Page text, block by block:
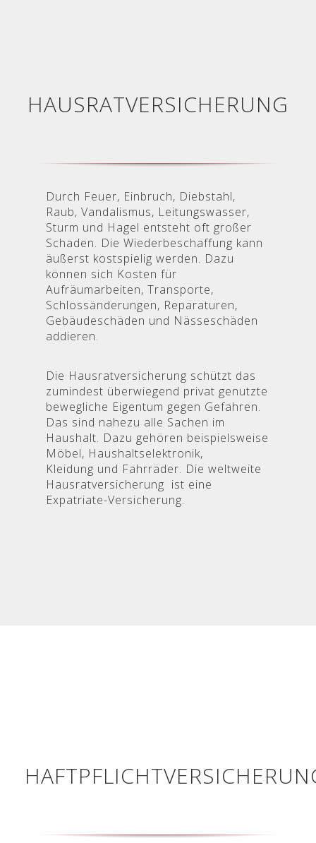
HAUSRATVERSICHERUNG
Durch Feuer, Einbruch, Diebstahl,
Raub, Vandalismus, Leitungswasser,
Sturm und Hagel entsteht oft großer
Schaden. Die Wiederbeschaffung kann
äußerst kostspielig werden. Dazu
können sich Kosten für
Aufräumarbeiten, Transporte,
Schlossänderungen, Reparaturen,
Gebäudeschäden und Nässeschäden
addieren.
Die Hausratversicherung schützt das
zumindest überwiegend privat genutzte
bewegliche Eigentum gegen Gefahren.
Das sind nahezu alle Sachen im
Haushalt. Dazu gehören beispielsweise
Möbel, Haushaltselektronik,
Kleidung und Fahrräder. Die weltweite
Hausratversicherung ist eine
Expatriate-Versicherung.